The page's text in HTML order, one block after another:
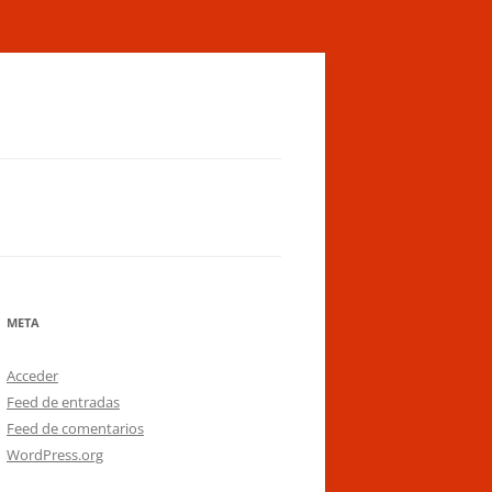
META
Acceder
Feed de entradas
Feed de comentarios
WordPress.org